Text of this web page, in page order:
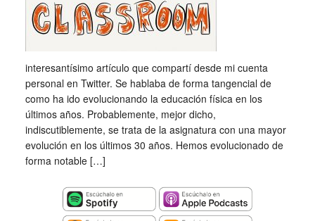
interesantísimo artículo que compartí desde mi cuenta
personal en Twitter. Se hablaba de forma tangencial de
como ha ido evolucionando la educación física en los
últimos años. Probablemente, mejor dicho,
indiscutiblemente, se trata de la asignatura con una mayor
evolución en los últimos 30 años. Hemos evolucionado de
forma notable […]